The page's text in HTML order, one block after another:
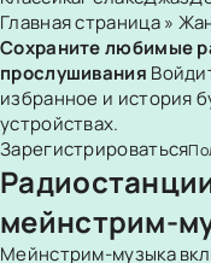
Главная страница»
Сохраните любимые
прослушивания
избранное и история
устройствах.
Зарегистрироваться
мейнстрим-
Мейнстрим-музыка